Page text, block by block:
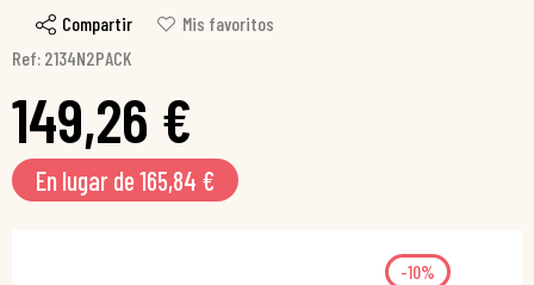
Compartir
Mis favoritos
Ref: 2134N2PACK
149,26 €
En lugar de 165,84 €
-10%